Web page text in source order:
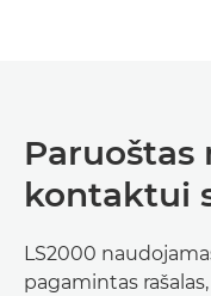
Paruoštas
kontaktui
LS2000
pagamintas